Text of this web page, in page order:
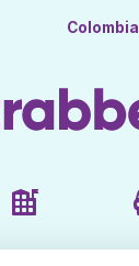
Colombia